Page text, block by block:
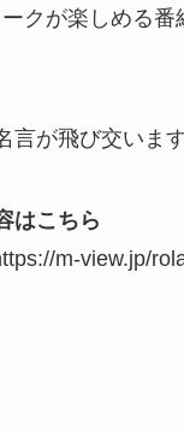
クが楽しめる番
言が飛び交います
はこちら
m-view.jp/